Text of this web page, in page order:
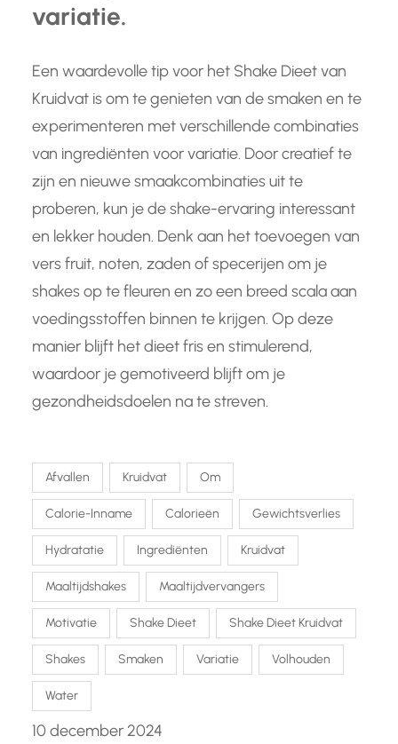
variatie.
Een waardevolle tip voor het Shake Dieet van
Kruidvat is om te genieten van de smaken en te
experimenteren met verschillende combinaties
van ingrediënten voor variatie. Door creatief te
zijn en nieuwe smaakcombinaties uit te
proberen, kun je de shake-ervaring interessant
en lekker houden. Denk aan het toevoegen van
vers fruit, noten, zaden of specerijen om je
shakes op te fleuren en zo een breed scala aan
voedingsstoffen binnen te krijgen. Op deze
manier blijft het dieet fris en stimulerend,
waardoor je gemotiveerd blijft om je
gezondheidsdoelen na te streven.
Afvallen Kruidvat Om
Calorie-Inname Calorieën Gewichtsverlies
Hydratatie Ingrediënten Kruidvat
Maaltijdshakes Maaltijdvervangers
Motivatie Shake Dieet Shake Dieet Kruidvat
Shakes Smaken Variatie Volhouden
Water
10 december 2024